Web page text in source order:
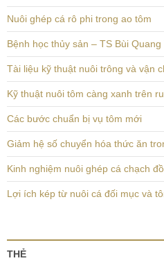
Nuôi ghép cá rô phi trong ao tôm
Bệnh học thủy sản – TS Bùi Quang
Tài liệu kỹ thuật nuôi trông và vận
Kỹ thuật nuôi tôm càng xanh trên
Các bước chuẩn bị vụ tôm mới
Giảm hệ số chuyển hóa thức ăn
Kinh nghiệm nuôi ghép cá chạch
Lợi ích kép từ nuôi cá đối mục và
THẺ